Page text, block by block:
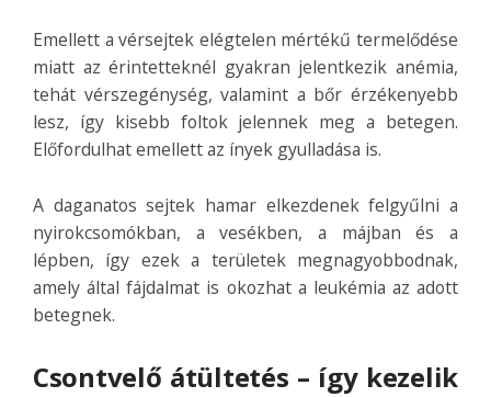
Emellett a vérsejtek elégtelen mértékű termelődése
miatt az érintetteknél gyakran jelentkezik anémia,
tehát vérszegénység, valamint a bőr érzékenyebb
lesz, így kisebb foltok jelennek meg a betegen.
Előfordulhat emellett az ínyek gyulladása is.
A daganatos sejtek hamar elkezdenek felgyűlni a
nyirokcsomókban, a vesékben, a májban és a
lépben, így ezek a területek megnagyobbodnak,
amely által fájdalmat is okozhat a leukémia az adott
betegnek.
Csontvelő átültetés – így kezelik